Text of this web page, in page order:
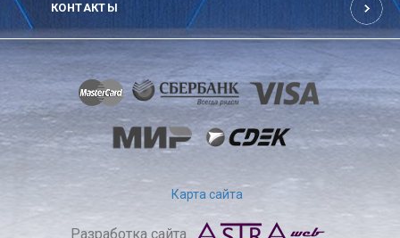
КОНТАКТЫ
Карта сайта
Разработка сайта